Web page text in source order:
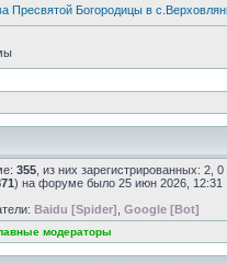
Пресвятой Богородицы в
355 , из них зарегистрированных: 2,
) на форуме было 25 июн 2026, 12:31
Baidu [Spider] Google [Bot]
модераторы